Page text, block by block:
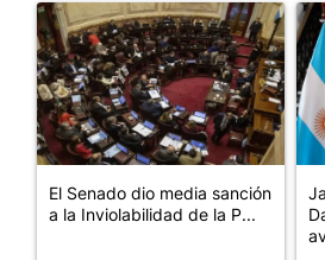
Un artículo de tendencia con el
El Senado dio media sanción
a la Inviolabilidad de la P...
Un